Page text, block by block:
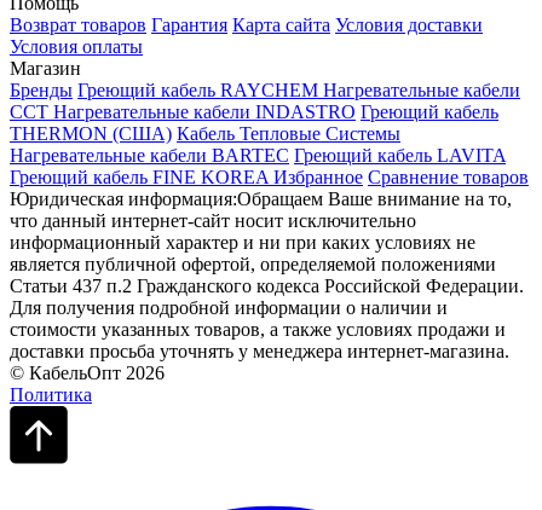
Возврат товаров Гарантия Карта сайта Условия доставки
Условия оплаты
Магазин
Бренды Греющий кабель RAYCHEM Нагревательные кабели
ССТ Нагревательные кабели INDASTRO Греющий кабель
THERMON (США) Кабель Тепловые Системы
Нагревательные кабели BARTEC Греющий кабель LAVITA
Греющий кабель FINE KOREA Избранное Сравнение товаров
Юридическая информация:Обращаем Ваше внимание на то,
что данный интернет-сайт носит исключительно
информационный характер и ни при каких условиях не
является публичной офертой, определяемой положениями
Статьи 437 п.2 Гражданского кодекса Российской Федерации.
Для получения подробной информации о наличии и
стоимости указанных товаров, а также условиях продажи и
доставки просьба уточнять у менеджера интернет-магазина.
© КабельОпт 2026
Политика